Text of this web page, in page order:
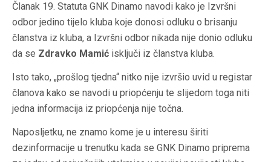
Članak 19. Statuta GNK Dinamo navodi kako je Izvršni
odbor jedino tijelo kluba koje donosi odluku o brisanju
članstva iz kluba, a Izvršni odbor nikada nije donio odluku
da se Zdravko Mamić isključi iz članstva kluba.
Isto tako, „prošlog tjedna“ nitko nije izvršio uvid u registar
članova kako se navodi u priopćenju te slijedom toga niti
jedna informacija iz priopćenja nije točna.
Naposljetku, ne znamo kome je u interesu širiti
dezinformacije u trenutku kada se GNK Dinamo priprema